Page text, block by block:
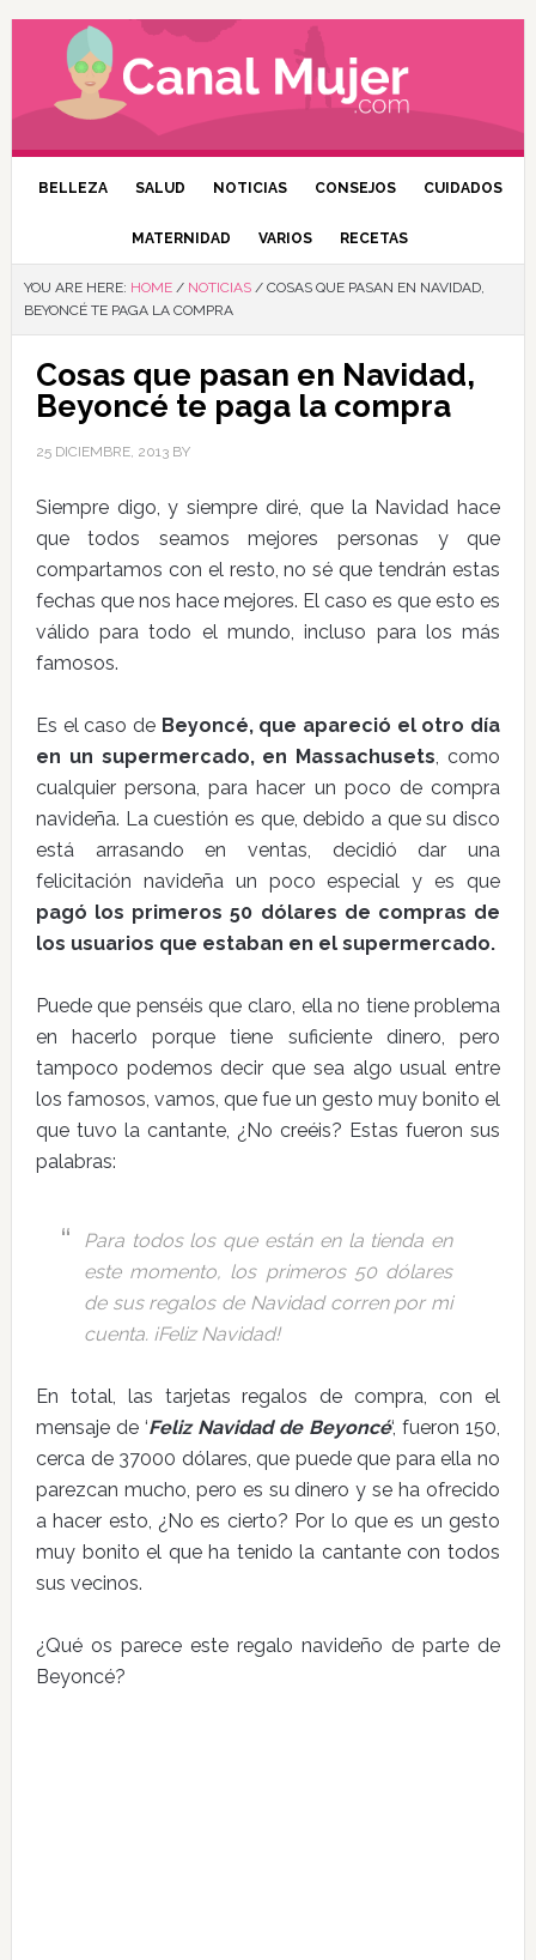
BELLEZA SALUD NOTICIAS CONSEJOS CUIDADOS
MATERNIDAD VARIOS RECETAS
YOU ARE HERE: HOME / NOTICIAS /COSAS QUE PASAN EN NAVIDAD,
BEYONCÉ TE PAGA LA COMPRA
Cosas que pasan en Navidad,
Beyoncé te paga la compra
25 DICIEMBRE, 2013BY
Siempre digo, y siempre diré, que la Navidad hace
que todos seamos mejores personas y que
compartamos con el resto, no sé que tendrán estas
fechas que nos hace mejores. El caso es que esto es
válido para todo el mundo, incluso para los más
famosos.
Es el caso de Beyoncé, que apareció el otro día
en un supermercado, en Massachusets, como
cualquier persona, para hacer un poco de compra
navideña. La cuestión es que, debido a que su disco
está arrasando en ventas, decidió dar una
felicitación navideña un poco especial y es que
pagó los primeros 50 dólares de compras de
los usuarios que estaban en el supermercado.
Puede que penséis que claro, ella no tiene problema
en hacerlo porque tiene suficiente dinero, pero
tampoco podemos decir que sea algo usual entre
los famosos, vamos, que fue un gesto muy bonito el
que tuvo la cantante, ¿No creéis? Estas fueron sus
palabras:
Para todos los que están en la tienda en
este momento, los primeros 50 dólares
de sus regalos de Navidad corren por mi
cuenta. ¡Feliz Navidad!
En total, las tarjetas regalos de compra, con el
mensaje de ‘Feliz Navidad de Beyoncé‘, fueron 150,
cerca de 37000 dólares, que puede que para ella no
parezcan mucho, pero es su dinero y se ha ofrecido
a hacer esto, ¿No es cierto? Por lo que es un gesto
muy bonito el que ha tenido la cantante con todos
sus vecinos.
¿Qué os parece este regalo navideño de parte de
Beyoncé?